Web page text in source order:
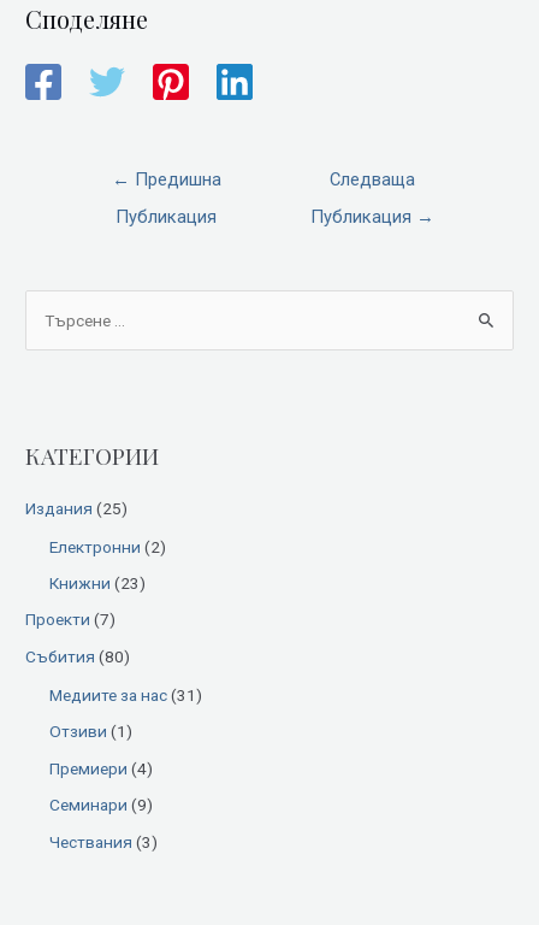
Споделяне
← Предишна
Публикация
Следваща
Публикация →
c
f
:
КАТЕГОРИИ
Издания (25)
Електронни (2)
Книжни (23)
Проекти (7)
Събития (80)
Медиите за нас(31)
Отзиви (1)
Премиери (4)
Семинари (9)
Чествания (3)